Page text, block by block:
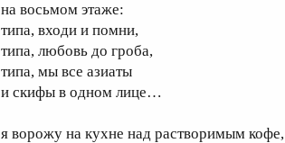
на восьмом этаже:
типа, входи и помни,
типа, любовь до гроба,
типа, мы все азиаты
и скифы в одном лице…
я ворожу на кухне над растворимым кофе,